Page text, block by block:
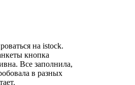
на istock.
кнопка
Все заполнила,
в разных